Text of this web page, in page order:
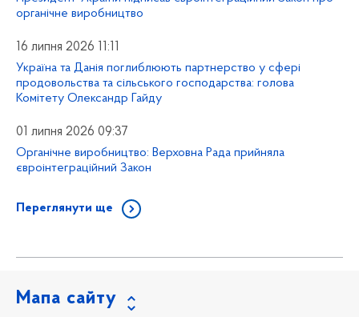
органічне виробництво
16 липня 2026 11:11
Україна та Данія поглиблюють партнерство у сфері
продовольства та сільського господарства: голова
Комітету Олександр Гайду
01 липня 2026 09:37
Органічне виробництво: Верховна Рада прийняла
євроінтеграційний Закон
Переглянути ще
Мапа сайту